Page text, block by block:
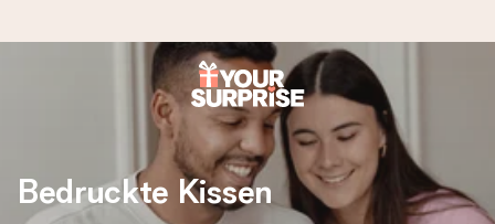
Heute bestellt, in 1 Werktag verschickt
Wir bereiten dein Geschenk sorgfältig vor und schicken es
blitzschnell – damit du es genau zum richtigen Zeitpunkt
überreichen kannst, wenn es am meisten zählt.
Bedruckte Kissen